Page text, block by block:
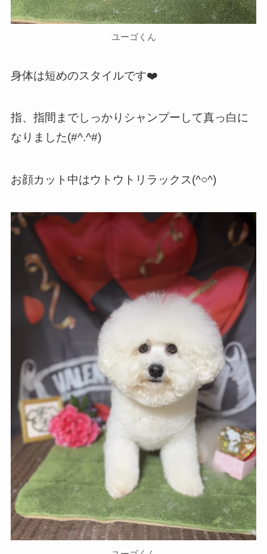
ユーゴくん
身体は短めのスタイルです❤️
指、指間までしっかりシャンプーして真っ白に
なりました(#^.^#)
お顔カット中はウトウトリラックス(^○^)